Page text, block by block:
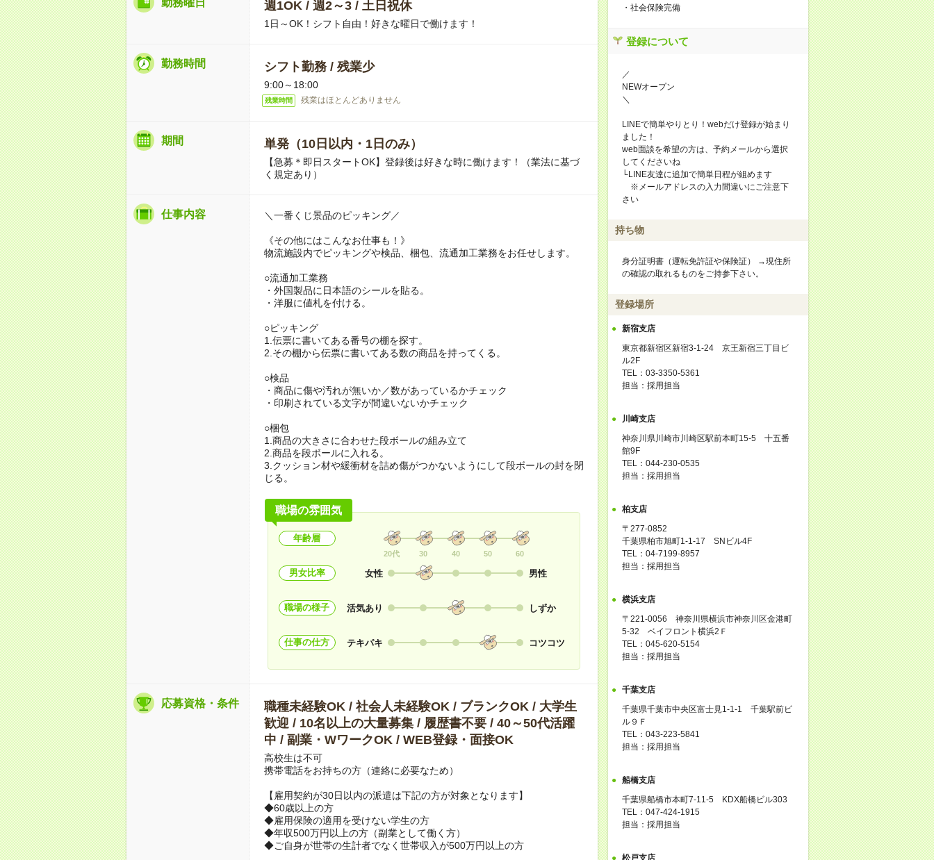
週1OK / 週2～3 / 土日祝休
1日～OK！シフト自由！好きな曜日で働けます！
勤務時間 シフト勤務 / 残業少
9:00～18:00
残業時間 残業はほとんどありません
期間 単発（10日以内・1日のみ）
【急募＊即日スタートOK】登録後は好きな時に働けます！（業法に基づ
く規定あり）
仕事内容 ＼一番くじ景品のピッキング／
《その他にはこんなお仕事も！》
物流施設内でピッキングや検品、梱包、流通加工業務をお任せします。
○流通加工業務
・外国製品に日本語のシールを貼る。
・洋服に値札を付ける。
○ピッキング
1.伝票に書いてある番号の棚を探す。
2.その棚から伝票に書いてある数の商品を持ってくる。
○検品
・商品に傷や汚れが無いか／数があっているかチェック
・印刷されている文字が間違いないかチェック
○梱包
1.商品の大きさに合わせた段ボールの組み立て
2.商品を段ボールに入れる。
3.クッション材や緩衝材を詰め傷がつかないようにして段ボールの封を閉
じる。
職場の雰囲気
年齢層
20代 30 40 50 60
男女比率 女性 男性
職場の様子 活気あり しずか
仕事の仕方 テキパキ コツコツ
応募資格・条件
職種未経験OK / 社会人未経験OK / ブランクOK / 大学生
歓迎 / 10名以上の大量募集 / 履歴書不要 / 40～50代活躍
中 / 副業・WワークOK / WEB登録・面接OK
高校生は不可
携帯電話をお持ちの方（連絡に必要なため）
【雇用契約が30日以内の派遣は下記の方が対象となります】
◆60歳以上の方
◆雇用保険の適用を受けない学生の方
◆年収500万円以上の方（副業として働く方）
◆ご自身が世帯の生計者でなく世帯収入が500万円以上の方
・社会保険完備
登録について
／
NEWオープン
＼
LINEで簡単やりとり！webだけ登録が始まり
ました！
web面談を希望の方は、予約メールから選択
してくださいね
└LINE友達に追加で簡単日程が組めます
※メールアドレスの入力間違いにご注意下
さい
持ち物
身分証明書（運転免許証や保険証） →現住所
の確認の取れるものをご持参下さい。
登録場所
新宿支店
東京都新宿区新宿3-1-24 京王新宿三丁目ビ
ル2F
TEL：03-3350-5361
担当：採用担当
川崎支店
神奈川県川崎市川崎区駅前本町15-5 十五番
館9F
TEL：044-230-0535
担当：採用担当
柏支店
〒277-0852
千葉県柏市旭町1-1-17 SNビル4F
TEL：04-7199-8957
担当：採用担当
横浜支店
〒221-0056 神奈川県横浜市神奈川区金港町
5‐32 ベイフロント横浜2Ｆ
TEL：045-620-5154
担当：採用担当
千葉支店
千葉県千葉市中央区富士見1-1-1 千葉駅前ビ
ル９Ｆ
TEL：043-223-5841
担当：採用担当
船橋支店
千葉県船橋市本町7-11-5 KDX船橋ビル303
TEL：047-424-1915
担当：採用担当
松戸支店